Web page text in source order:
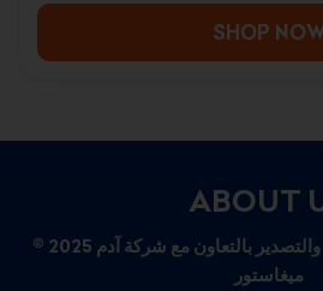
SHOP
ABOUT
© 2025 شركة إيت مايل للاستيراد والتصدير بالتعاون مع شركة آدم
ميغاستور